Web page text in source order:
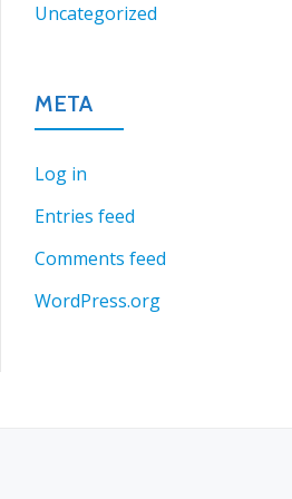
Uncategorized
META
Log in
Entries feed
Comments feed
WordPress.org